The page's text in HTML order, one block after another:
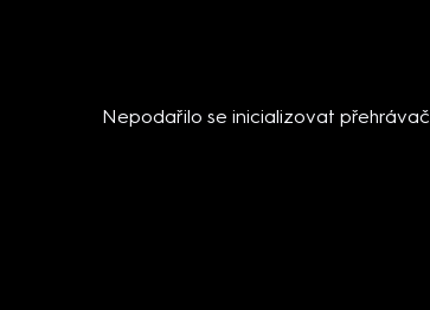
Nepodařilo se inicializovat přehrávač